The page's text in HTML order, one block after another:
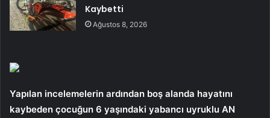
Kaybetti
Ağustos 8, 2026
Yapılan incelemelerin ardından boş alanda hayatını
kaybeden çocuğun 6 yaşındaki yabancı uyruklu AN